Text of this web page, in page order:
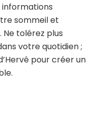
informations
sommeil et
tolérez plus
votre quotidien ;
pour créer un